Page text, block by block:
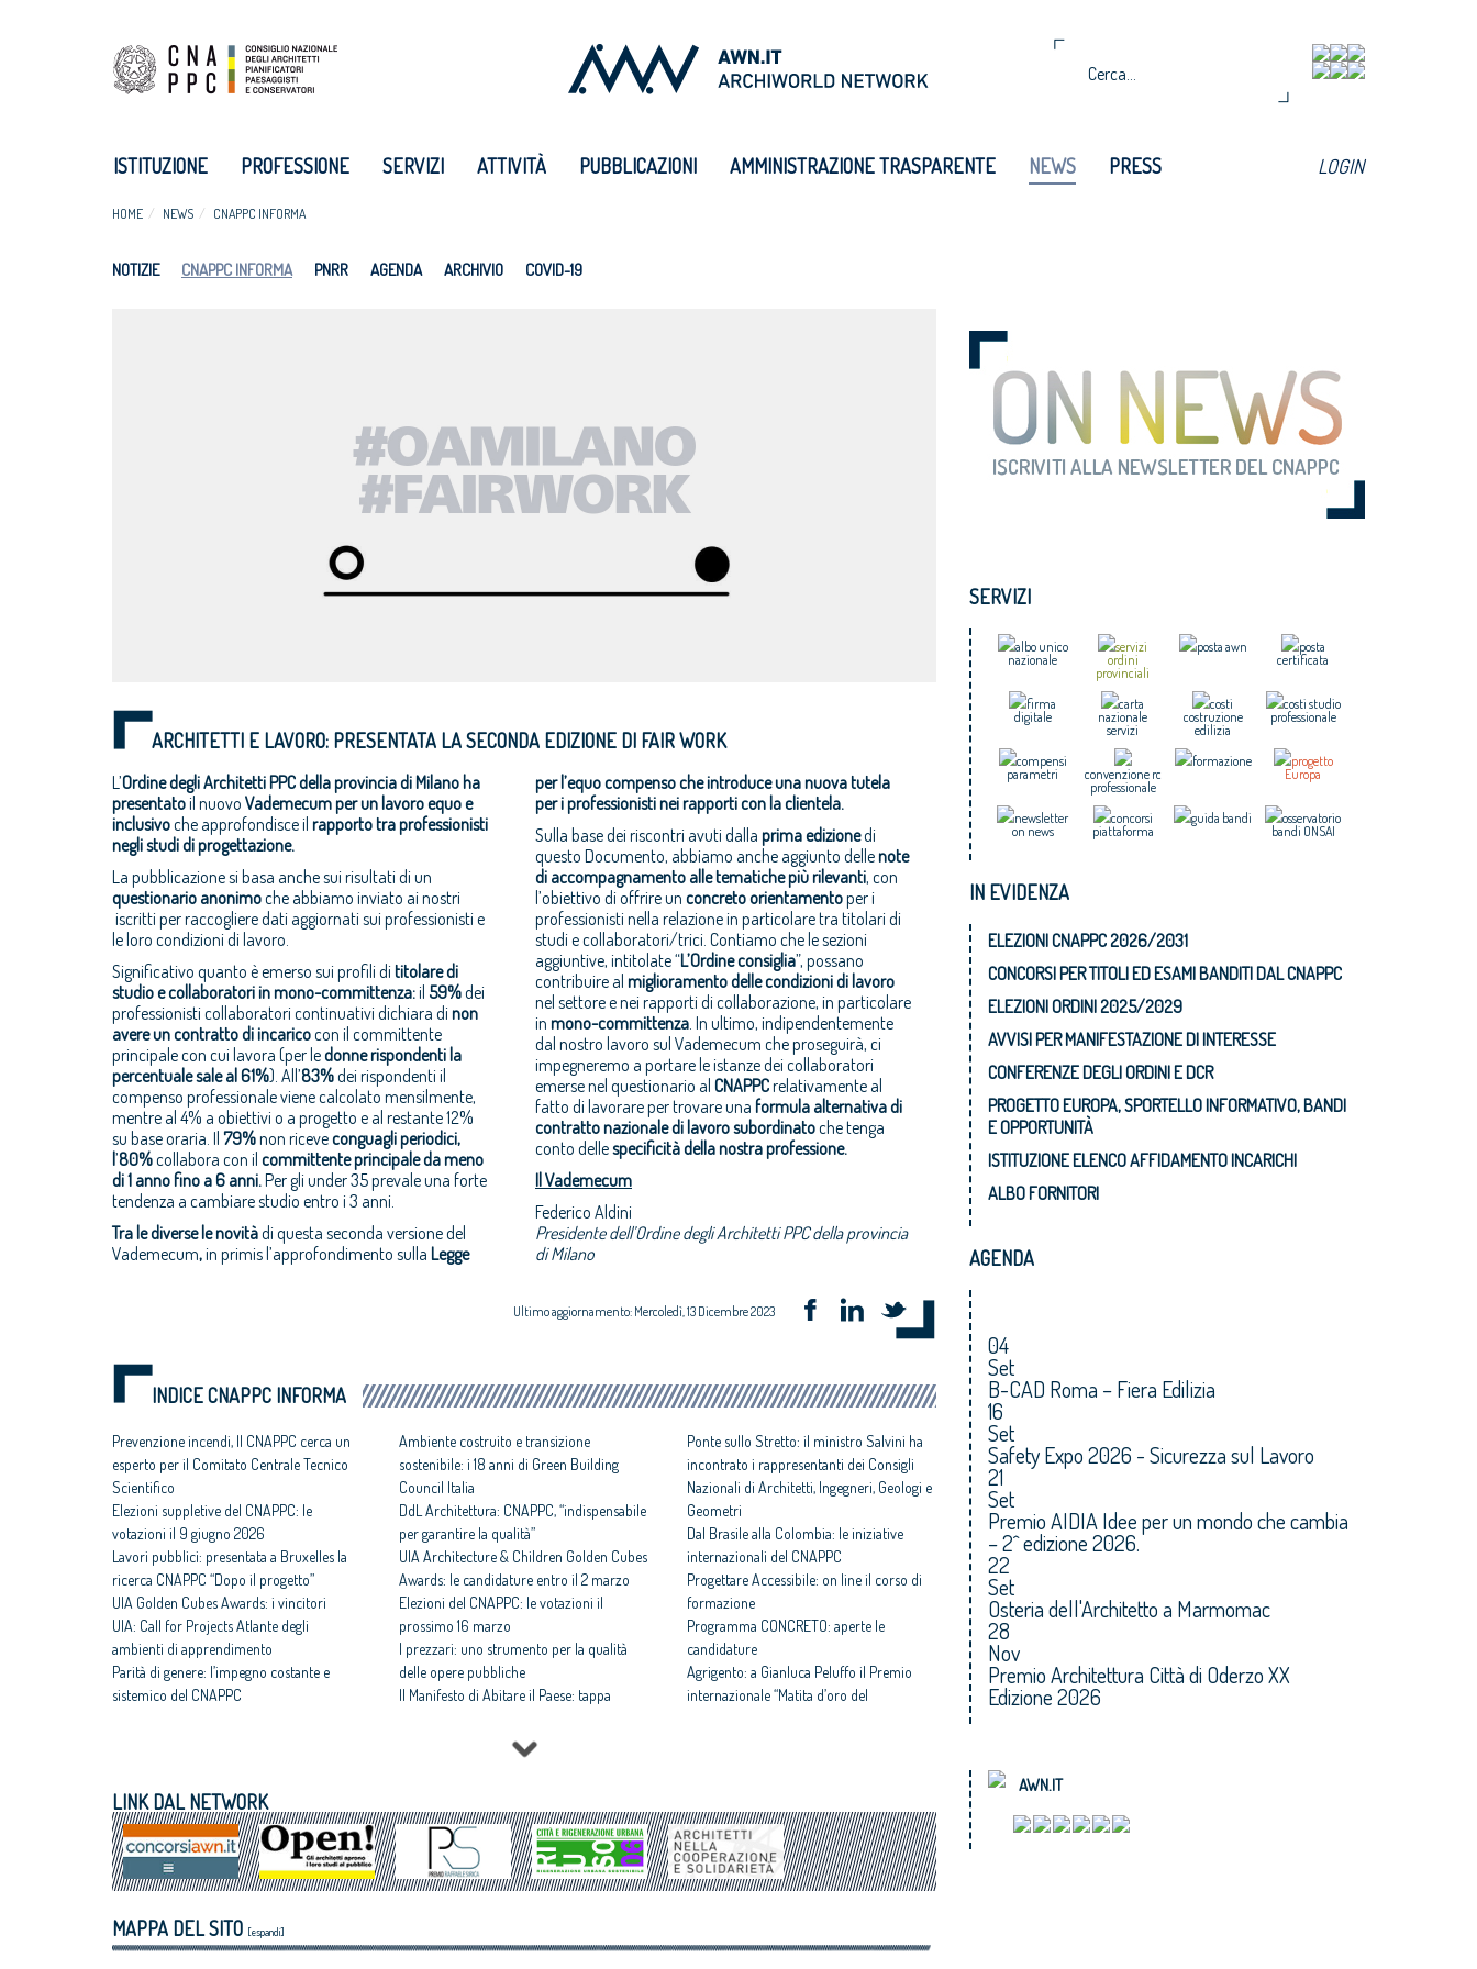
ISTITUZIONE PROFESSIONE SERVIZI ATTIVITÀ PUBBLICAZIONI AMMINISTRAZIONE TRASPARENTE NEWS PRESS LOGIN
HOME NEWS CNAPPC INFORMA
NOTIZIE CNAPPC INFORMA PNRR AGENDA ARCHIVIO COVID-19
ARCHITETTI E LAVORO: PRESENTATA LA SECONDA EDIZIONE DI FAIR WORK
L’Ordinedegli Architetti PPC della provincia di Milano ha
presentatoil nuovo Vademecum per un lavoro equo e
inclusivoche approfondisce il rapporto tra professionisti
negli studi di progettazione.
La pubblicazione si basa anche sui risultati di un
questionario anonimoche abbiamo inviato ai nostri
iscritti per raccogliere dati aggiornati sui professionisti e
le loro condizioni di lavoro.
Significativo quanto è emerso sui profili di titolare di
studio e collaboratori in mono-committenza:il 59%dei
professionisti collaboratori continuativi dichiara di non
avere un contratto di incaricocon il committente
principale con cui lavora (per ledonne rispondenti la
percentuale sale al 61%). All’83%dei rispondenti il
compenso professionale viene calcolato mensilmente,
mentre al 4% a obiettivi o a progetto e al restante 12%
su base oraria. Il 79%non riceveconguagli periodici,
l’80%collabora con il committente principale da meno
di 1 anno fino a 6 anni.Per gli under 35 prevale una forte
tendenza a cambiare studio entro i 3 anni.
Tra le diverse le novitàdi questa seconda versione del
Vademecum,in primis l’approfondimento sulla Legge
per l’equo compenso che introduce una nuova tutela
per i professionisti nei rapporti con la clientela.
Sulla base dei riscontri avuti dalla prima edizionedi
questo Documento, abbiamo anche aggiunto dellenote
di accompagnamento alle tematiche più rilevanti, con
l’obiettivo di offrire un concreto orientamentoper i
professionisti nella relazione in particolare tra titolari di
studi e collaboratori/trici. Contiamo che le sezioni
aggiuntive, intitolate “L’Ordine consiglia”, possano
contribuire al miglioramento delle condizioni di lavoro
nel settore e nei rapporti di collaborazione, in particolare
in mono-committenza. In ultimo, indipendentemente
dal nostro lavoro sul Vademecum che proseguirà, ci
impegneremo a portare le istanze dei collaboratori
emerse nel questionario al CNAPPCrelativamente al
fatto di lavorare per trovare una formula alternativa di
contratto nazionale di lavoro subordinatoche tenga
conto dellespecificità della nostra professione.
Il Vademecum
Federico Aldini
Presidente dell’Ordine degli Architetti PPC della provincia
di Milano
Ultimo aggiornamento: Mercoledì, 13 Dicembre 2023
INDICE CNAPPC INFORMA
Prevenzione incendi, Il CNAPPC cerca un
esperto per il Comitato Centrale Tecnico
Scientifico
Elezioni suppletive del CNAPPC: le
votazioni il 9 giugno 2026
Lavori pubblici: presentata a Bruxelles la
ricerca CNAPPC “Dopo il progetto”
UIA Golden Cubes Awards: i vincitori
UIA: Call for Projects Atlante degli
ambienti di apprendimento
Parità di genere: l’impegno costante e
sistemico del CNAPPC
Giornata della Libera Professione:
l’intervento del CNAPPC
Concorsi di progettazione: concluso il
corso per Coordinatori di Concorsi di
Ambiente costruito e transizione
sostenibile: i 18 anni di Green Building
Council Italia
DdL Architettura: CNAPPC, “indispensabile
per garantire la qualità”
UIA Architecture & Children Golden Cubes
Awards: le candidature entro il 2 marzo
Elezioni del CNAPPC: le votazioni il
prossimo 16 marzo
I prezzari: uno strumento per la qualità
delle opere pubbliche
Il Manifesto di Abitare il Paese: tappa
Abitare il Paese. La cultura della domanda:
Premio Raffele Sirica 2025: il CNAPPC e le
politiche a favore dei giovani professionisti
Sisma, dissesto idrogeologico, calamità: è
tempo di agire
d’Europa
Ponte sullo Stretto: il ministro Salvini ha
incontrato i rappresentanti dei Consigli
Nazionali di Architetti, Ingegneri, Geologi e
Geometri
Dal Brasile alla Colombia: le iniziative
internazionali del CNAPPC
Progettare Accessibile: on line il corso di
formazione
Programma CONCRETO: aperte le
candidature
Agrigento: a Gianluca Peluffo il Premio
internazionale “Matita d’oro del
alla Conferenza internazionale organizzata
dall’Ordine degli Architetti del Portogallo e
dal CAE
Abitare il Paese: al via l’VIII edizione
Premio UIA 2030: candidature entro il 29
LINK DAL NETWORK
MAPPA DEL SITO [espandi]
SERVIZI
albo unico
nazionale
servizi
ordini
provinciali
posta awn
posta
certificata
firma
digitale
carta
nazionale
servizi
costi
costruzione
edilizia
costi studio
professionale
compensi
parametri
convenzione rc
professionale
formazione
progetto
Europa
newsletter
on news
concorsi
piattaforma
guida bandi
osservatorio
bandi ONSAI
IN EVIDENZA
ELEZIONI CNAPPC 2026/2031
CONCORSI PER TITOLI ED ESAMI BANDITI DAL CNAPPC
ELEZIONI ORDINI 2025/2029
AVVISI PER MANIFESTAZIONE DI INTERESSE
CONFERENZE DEGLI ORDINI E DCR
PROGETTO EUROPA, SPORTELLO INFORMATIVO, BANDI
E OPPORTUNITÀ
ISTITUZIONE ELENCO AFFIDAMENTO INCARICHI
ALBO FORNITORI
AGENDA
04
Set
B-CAD Roma – Fiera Edilizia
16
Set
Safety Expo 2026 - Sicurezza sul Lavoro
21
Set
Premio AIDIA Idee per un mondo che cambia
– 2^ edizione 2026.
22
Set
Osteria dell'Architetto a Marmomac
28
Nov
Premio Architettura Città di Oderzo XX
Edizione 2026
AWN.IT